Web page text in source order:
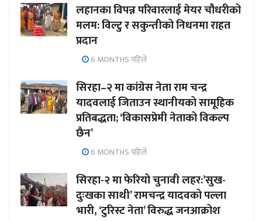
लहानका विपन्न परिवारलाई मेयर चौधरीको
मलम: विल्टु र सकुन्तीको निधनमा राहत
प्रदान
6 MONTHS पहिले
सिरहा–२ मा कांग्रेस नेता राम चन्द्र
यादवलाई जिताउन स्थानीयको सामूहिक
प्रतिबद्धता; ‘विकासप्रेमी नेताको विकल्प
छैन’
6 MONTHS पहिले
सिरहा-२ मा फेरियो चुनावी लहर:’सुख-
दुःखका साथी’ रामचन्द्र यादवको पल्ला
भारी, ‘टुरिस्ट नेता’ विरुद्ध जनआक्रोश